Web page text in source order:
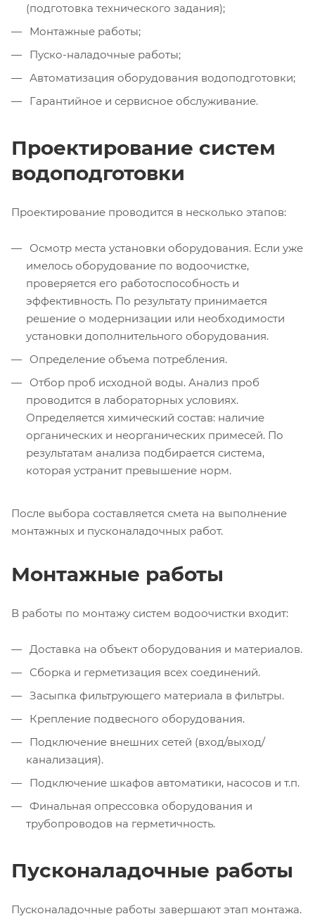
(подготовка технического задания);
Монтажные работы;
Пуско-наладочные работы;
Автоматизация оборудования водоподготовки;
Гарантийное и сервисное обслуживание.
Проектирование систем
водоподготовки
Проектирование проводится в несколько этапов:
Осмотр места установки оборудования. Если уже
имелось оборудование по водоочистке,
проверяется его работоспособность и
эффективность. По результату принимается
решение о модернизации или необходимости
установки дополнительного оборудования.
Определение объема потребления.
Отбор проб исходной воды. Анализ проб
проводится в лабораторных условиях.
Определяется химический состав: наличие
органических и неорганических примесей. По
результатам анализа подбирается система,
которая устранит превышение норм.
После выбора составляется смета на выполнение
монтажных и пусконаладочных работ.
Монтажные работы
В работы по монтажу систем водоочистки входит:
Доставка на объект оборудования и материалов.
Сборка и герметизация всех соединений.
Засыпка фильтрующего материала в фильтры.
Крепление подвесного оборудования.
Подключение внешних сетей (вход/выход/
канализация).
Подключение шкафов автоматики, насосов и т.п.
Финальная опрессовка оборудования и
трубопроводов на герметичность.
Пусконаладочные работы
Пусконаладочные работы завершают этап монтажа.